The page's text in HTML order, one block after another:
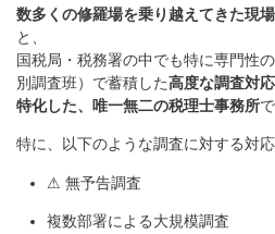
数多くの修羅場を乗り越えてきた現
と、
国税局・税務署の中でも特に専門性
別調査班）で蓄積した高度な調査対
特化した、唯一無二の税理士事務所
特に、以下のような調査に対する対
⚠ 無予告調査
複数部署による大規模調査